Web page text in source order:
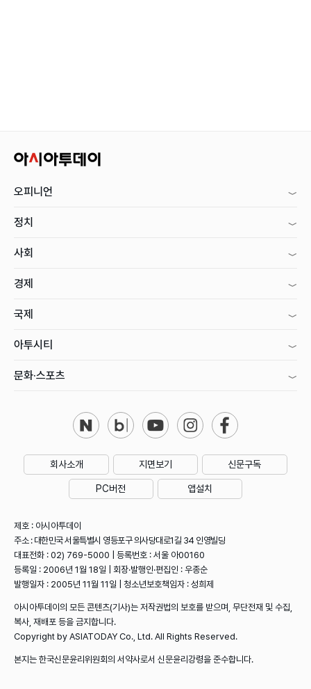
오피니언
정치
사회
경제
국제
아투시티
문화·스포츠
회사소개 지면보기 신문구독
PC버전 앱설치
제호 : 아시아투데이
주소 : 대한민국 서울특별시 영등포구 의사당대로1길 34 인영빌딩
대표전화 : 02) 769-5000 | 등록번호 : 서울 아00160
등록일 : 2006년 1월 18일 | 회장·발행인·편집인 : 우종순
발행일자 : 2005년 11월 11일 | 청소년보호책임자 : 성희제
아시아투데이의 모든 콘텐츠(기사)는 저작권법의 보호를 받으며, 무단전재 및 수집,
복사, 재배포 등을 금지합니다.
Copyright by ASIATODAY Co., Ltd. All Rights Reserved.
본지는 한국신문윤리위원회의 서약사로서 신문윤리강령을 준수합니다.